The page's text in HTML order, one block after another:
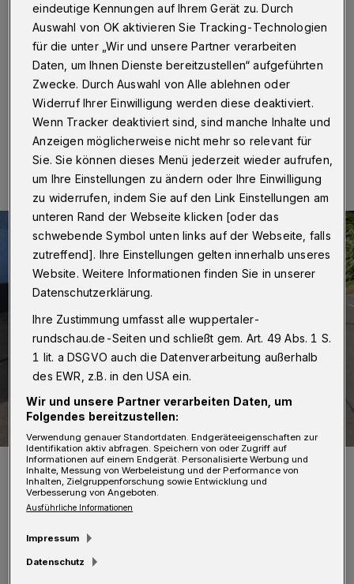
Wuppertal·Bei einem Unfall ist ein Radfahrer am
Freitagnachmittag (14. Juni 2019) in der Gosenburg /
Ecke Zur Konradswüste schwer verletzt worden.
14.06.2019 , 19:26 Uhr Eine Minute Lesezeit
Der beschädigte Renault.
Foto: Christoph Petersen
eindeutige Kennungen auf Ihrem Gerät zu. Durch
Auswahl von OK aktivieren Sie Tracking-Technologien
für die unter „Wir und unsere Partner verarbeiten
Daten, um Ihnen Dienste bereitzustellen“ aufgeführten
Zwecke. Durch Auswahl von Alle ablehnen oder
Widerruf Ihrer Einwilligung werden diese deaktiviert.
Wenn Tracker deaktiviert sind, sind manche Inhalte und
Anzeigen möglicherweise nicht mehr so relevant für
Sie. Sie können dieses Menü jederzeit wieder aufrufen,
um Ihre Einstellungen zu ändern oder Ihre Einwilligung
zu widerrufen, indem Sie auf den Link Einstellungen am
unteren Rand der Webseite klicken [oder das
schwebende Symbol unten links auf der Webseite, falls
zutreffend]. Ihre Einstellungen gelten innerhalb unseres
Website. Weitere Informationen finden Sie in unserer
Datenschutzerklärung.
Ihre Zustimmung umfasst alle wuppertaler-
rundschau.de-Seiten und schließt gem. Art. 49 Abs. 1 S.
1 lit. a DSGVO auch die Datenverarbeitung außerhalb
des EWR, z.B. in den USA ein.
Wir und unsere Partner verarbeiten Daten, um
Folgendes bereitzustellen:
Verwendung genauer Standortdaten. Endgeräteeigenschaften zur
Identifikation aktiv abfragen. Speichern von oder Zugriff auf
Informationen auf einem Endgerät. Personalisierte Werbung und
Inhalte, Messung von Werbeleistung und der Performance von
Inhalten, Zielgruppenforschung sowie Entwicklung und
Verbesserung von Angeboten.
Ausführliche Informationen
Impressum
Datenschutz